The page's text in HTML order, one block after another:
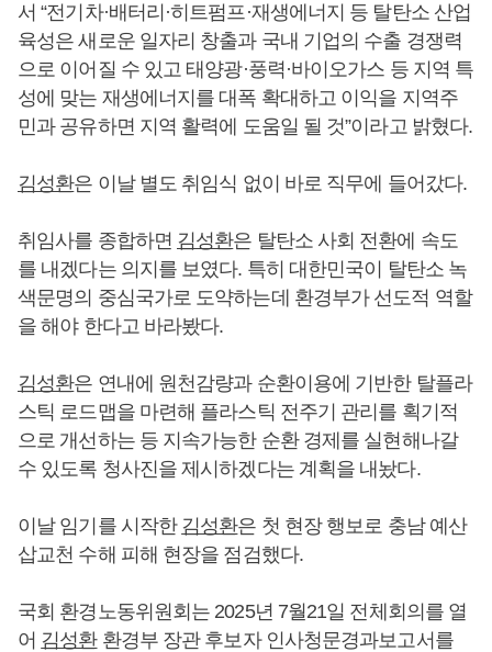
서 “전기차·배터리·히트펌프·재생에너지 등 탈탄소 산업
육성은 새로운 일자리 창출과 국내 기업의 수출 경쟁력
으로 이어질 수 있고 태양광·풍력·바이오가스 등 지역 특
성에 맞는 재생에너지를 대폭 확대하고 이익을 지역주
민과 공유하면 지역 활력에 도움일 될 것”이라고 밝혔다.
김성환은 이날 별도 취임식 없이 바로 직무에 들어갔다.
취임사를 종합하면 김성환은 탈탄소 사회 전환에 속도
를 내겠다는 의지를 보였다. 특히 대한민국이 탈탄소 녹
색문명의 중심국가로 도약하는데 환경부가 선도적 역할
을 해야 한다고 바라봤다.
김성환은 연내에 원천감량과 순환이용에 기반한 탈플라
스틱 로드맵을 마련해 플라스틱 전주기 관리를 획기적
으로 개선하는 등 지속가능한 순환 경제를 실현해나갈
수 있도록 청사진을 제시하겠다는 계획을 내놨다.
이날 임기를 시작한 김성환은 첫 현장 행보로 충남 예산
삽교천 수해 피해 현장을 점검했다.
국회 환경노동위원회는 2025년 7월21일 전체회의를 열
어 김성환환경부 장관 후보자 인사청문경과보고서를